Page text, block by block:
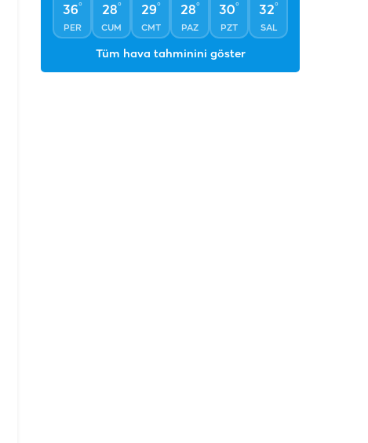
36°
PER
28°
CUM
29°
CMT
28°
PAZ
30°
PZT
32°
SAL
Tüm hava tahminini göster